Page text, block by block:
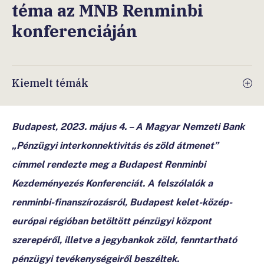
téma az MNB Renminbi
konferenciáján
Kiemelt témák
Budapest, 2023. május 4. – A Magyar Nemzeti Bank
„Pénzügyi interkonnektivitás és zöld átmenet”
címmel rendezte meg a Budapest Renminbi
Kezdeményezés Konferenciát. A felszólalók a
renminbi-finanszírozásról, Budapest kelet-közép-
európai régióban betöltött pénzügyi központ
szerepéről, illetve a jegybankok zöld, fenntartható
pénzügyi tevékenységeiről beszéltek.